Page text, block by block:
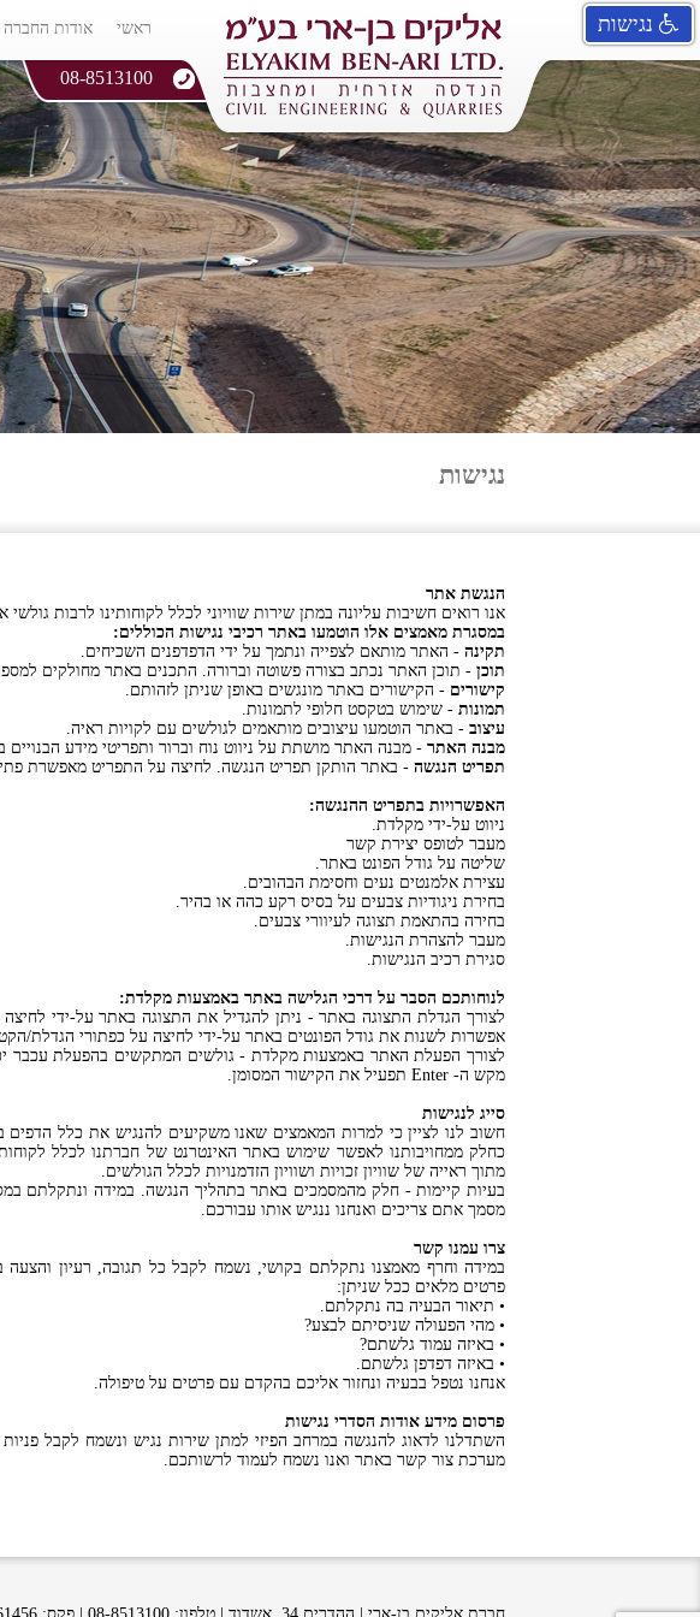
נגישות
08-8513100
ראשי אודות החברה
נגישות
הנגשת אתר
אנו רואים חשיבות עליונה במתן שירות שוויוני לכלל לקוחותינו לרבות
במסגרת מאמצים אלו הוטמעו באתר רכיבי נגישות הכוללים:
תקינה - האתר מותאם לצפייה ונתמך על ידי הדפדפנים השכיחים.
תוכן - תוכן האתר נכתב בצורה פשוטה וברורה. התכנים באתר מחולקים
קישורים - הקישורים באתר מונגשים באופן שניתן לזהותם.
תמונות - שימוש בטקסט חלופי לתמונות.
עיצוב - באתר הוטמעו עיצובים מותאמים לגולשים עם לקויות ראיה.
מבנה האתר - מבנה האתר מושתת על ניווט נוח וברור ותפריטי מידע
תפריט הנגשה - באתר הותקן תפריט הנגשה. לחיצה על התפריט מאפשרת
האפשרויות בתפריט ההנגשה:
ניווט על-ידי מקלדת.
מעבר לטופס יצירת קשר
שליטה על גודל הפונט באתר.
עצירת אלמנטים נעים וחסימת הבהובים.
בחירת ניגודיות צבעים על בסיס רקע כהה או בהיר.
בחירה בהתאמת תצוגה לעיוורי צבעים.
מעבר להצהרת הנגישות.
סגירת רכיב הנגישות.
לנוחותכם הסבר על דרכי הגלישה באתר באמצעות מקלדת:
אפשרות לשנות את גודל הפונטים באתר על-ידי לחיצה על כפתורי הגדלת/
מקש ה- Enter תפעיל את הקישור המסומן.
סייג לנגישות
חשוב לנו לציין כי למרות המאמצים שאנו משקיעים להנגיש את כלל
כחלק ממחויבותנו לאפשר שימוש באתר האינטרנט של חברתנו לכלל
מתוך ראייה של שוויון זכויות ושוויון הזדמנויות לכלל הגולשים.
בעיות קיימות - חלק מהמסמכים באתר בתהליך הנגשה. במידה ונתקלתם
מסמך אתם צריכים ואנחנו ננגיש אותו עבורכם.
צרו עמנו קשר
במידה וחרף מאמצנו נתקלתם בקושי, נשמח לקבל כל תגובה, רעיון
פרטים מלאים ככל שניתן:
• תיאור הבעיה בה נתקלתם.
• מהי הפעולה שניסיתם לבצע?
• באיזה עמוד גלשתם?
• באיזה דפדפן גלשתם.
אנחנו נטפל בבעיה ונחזור אליכם בהקדם עם פרטים על טיפולה.
פרסום מידע אודות הסדרי נגישות
השתדלנו לדאוג להנגשה במרחב הפיזי למתן שירות נגיש ונשמח לקבל
מערכת צור קשר באתר ואנו נשמח לעמוד לרשותכם.